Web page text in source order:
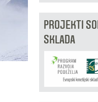
PROJEKTI
SKLADA